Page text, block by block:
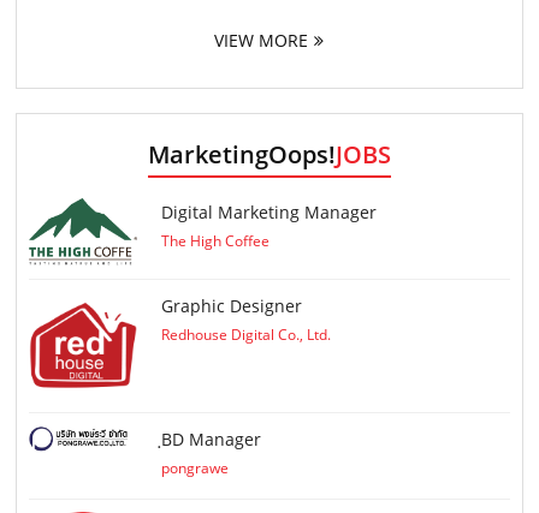
VIEW MORE
MarketingOops!JOBS
Digital Marketing Manager
The High Coffee
Graphic Designer
Redhouse Digital Co., Ltd.
ฺBD Manager
pongrawe